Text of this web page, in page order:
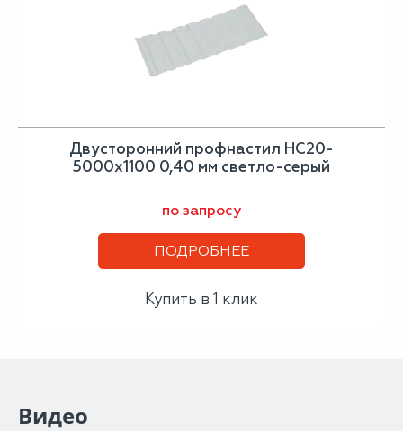
Двусторонний профнастил НС20-
5000х1100 0,40 мм светло-серый
по запросу
ПОДРОБНЕЕ
Купить в 1 клик
Видео